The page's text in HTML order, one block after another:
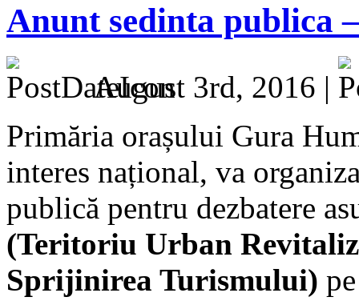
Anunt sedinta publica
August 3rd, 2016 |
Primăria orașului Gura
interes național, va
publică pentru dezbatere
(Teritoriu Urban
Sprijinirea Turismului)